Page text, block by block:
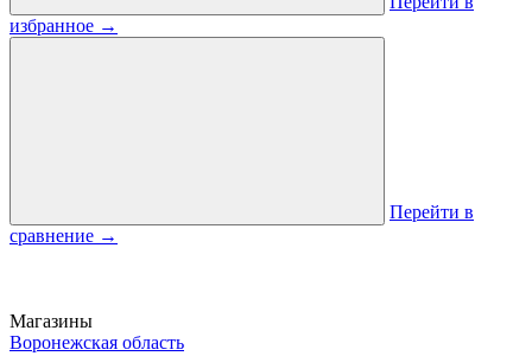
избранное →
Перейти в
сравнение →
Магазины
Воронежская область